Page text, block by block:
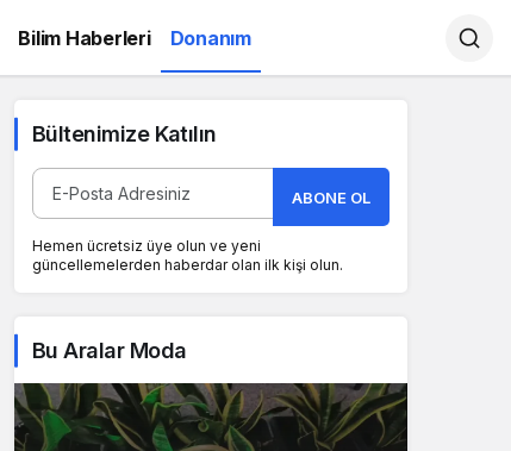
Bilim Haberleri Donanım
Bültenimize Katılın
ABONE OL
Hemen ücretsiz üye olun ve yeni
güncellemelerden haberdar olan ilk kişi olun.
Bu Aralar Moda